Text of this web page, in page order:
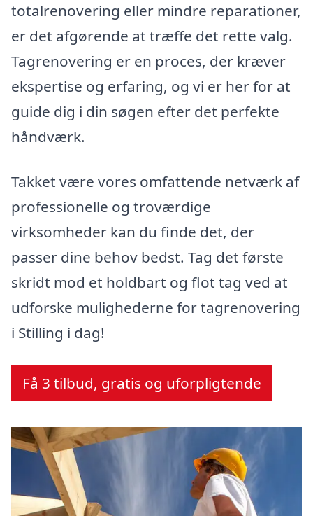
totalrenovering eller mindre reparationer,
er det afgørende at træffe det rette valg.
Tagrenovering er en proces, der kræver
ekspertise og erfaring, og vi er her for at
guide dig i din søgen efter det perfekte
håndværk.
Takket være vores omfattende netværk af
professionelle og troværdige
virksomheder kan du finde det, der
passer dine behov bedst. Tag det første
skridt mod et holdbart og flot tag ved at
udforske mulighederne for tagrenovering
i Stilling i dag!
Få 3 tilbud, gratis og uforpligtende